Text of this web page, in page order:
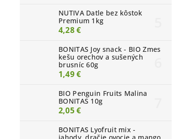
NUTIVA Datle bez kôstok
Premium 1kg
4,28 €
BONITAS Joy snack - BIO Zmes
kešu orechov a sušených
brusníc 60g
1,49 €
BIO Penguin Fruits Malina
BONITAS 10g
2,05 €
BONITAS Lyofruit mix -